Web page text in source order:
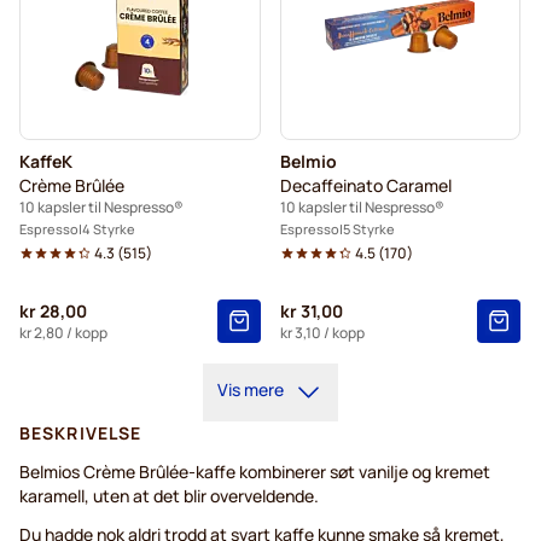
KaffeK
Crème Brûlée
10 kapsler til Nespresso®
Espresso 4 Styrke
4.3 (515)
kr 28,00
kr 2,80 / kopp
Belmio
Decaffeinato Caramel
10 kapsler til Nespresso®
Espresso 5 Styrke
4.5(170)
kr 31,00
kr 3,10 / kopp
Vis mere
BESKRIVELSE
Belmios Crème Brûlée-kaffe kombinerer søt vanilje og kremet
karamell, uten at det blir overveldende.
Du hadde nok aldri trodd at svart kaffe kunne smake så kremet,